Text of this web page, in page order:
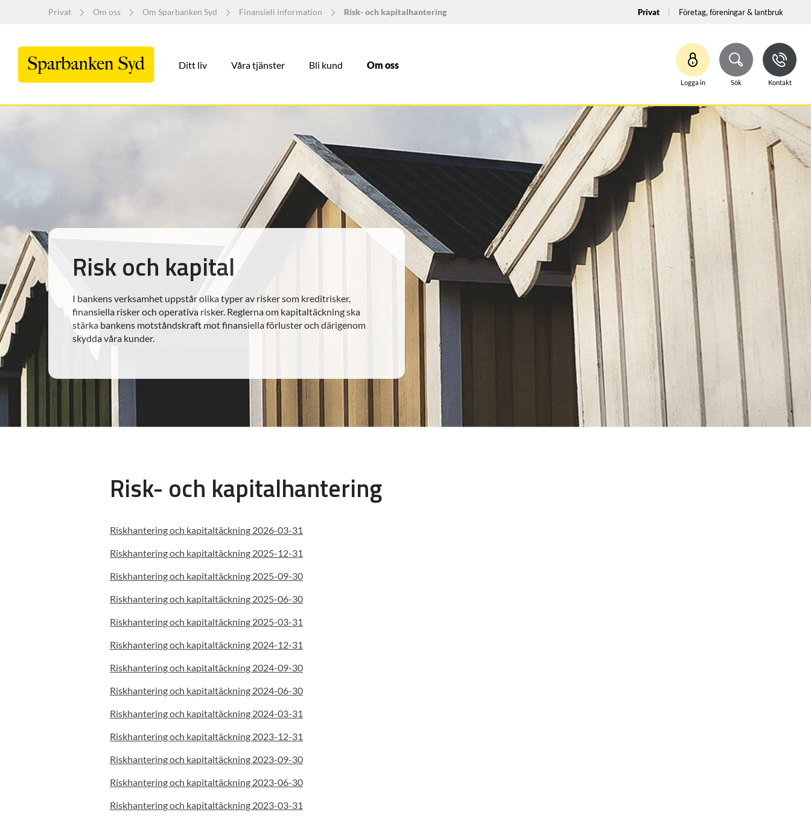
Privat Om oss Om Sparbanken Syd Finansiell information Risk- och kapitalhantering Privat Företag, föreningar & lantbruk
Ditt liv Våra tjänster Bli kund Om oss
Logga in Sök Kontakt
Risk och kapital
I bankens verksamhet uppstår olika typer av risker som kreditrisker,
finansiella risker och operativa risker. Reglerna om kapitaltäckning ska
stärka bankens motståndskraft mot finansiella förluster och därigenom
skydda våra kunder.
Risk- och kapitalhantering
Riskhantering och kapitaltäckning 2026-03-31
Riskhantering och kapitaltäckning 2025-12-31
Riskhantering och kapitaltäckning 2025-09-30
Riskhantering och kapitaltäckning 2025-06-30
Riskhantering och kapitaltäckning 2025-03-31
Riskhantering och kapitaltäckning 2024-12-31
Riskhantering och kapitaltäckning 2024-09-30
Riskhantering och kapitaltäckning 2024-06-30
Riskhantering och kapitaltäckning 2024-03-31
Riskhantering och kapitaltäckning 2023-12-31
Riskhantering och kapitaltäckning 2023-09-30
Riskhantering och kapitaltäckning 2023-06-30
Riskhantering och kapitaltäckning 2023-03-31